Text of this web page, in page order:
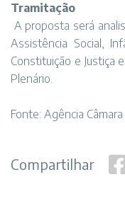
Tramitação
A proposta será
Assistência Social,
Constituição e Justiça
Plenário.
Fonte: Agência
Compartilhar